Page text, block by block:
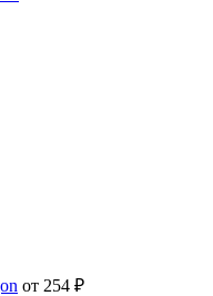
от 254 ₽